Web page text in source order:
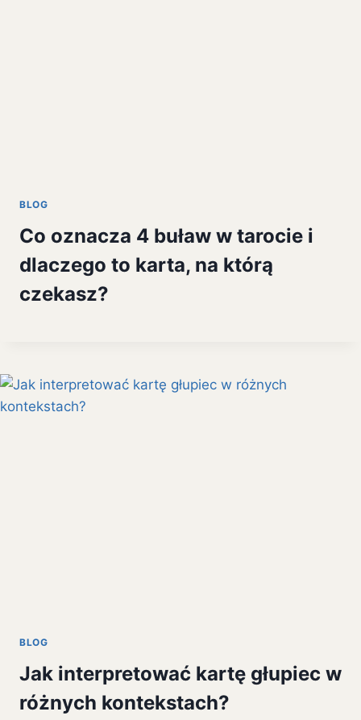
BLOG
Co oznacza 4 buław w tarocie i
dlaczego to karta, na którą
czekasz?
BLOG
Jak interpretować kartę głupiec w
różnych kontekstach?